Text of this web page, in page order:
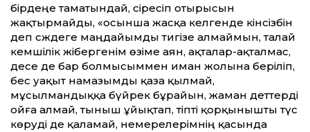
бірдеңе таматындай, сіресіп отырысын
жақтырмайды, «осынша жасқа келгенде кінәсізбін
деп сәждеге маңдайымды тигізе алмаймын, талай
кемшілік жібергенім өзіме аян, ақталар-ақталмас,
десе де бар болмысыммен иман жолына беріліп,
бес уақыт намазымды қаза қылмай,
мұсылмандыққа бүйрек бұрайын, жаман әдеттерді
ойға алмай, тыныш ұйықтап, тіпті қорқынышты түс
көруді де қаламай, немерелерімнің қасында